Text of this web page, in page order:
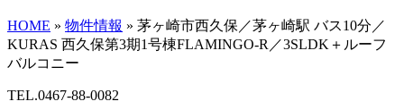
HOME » 物件情報 » 茅ヶ崎市西久保／茅ヶ崎駅 バス10分／
KURAS 西久保第3期1号棟FLAMINGO-R／3SLDK＋ルーフ
バルコニー
TEL.0467-88-0082